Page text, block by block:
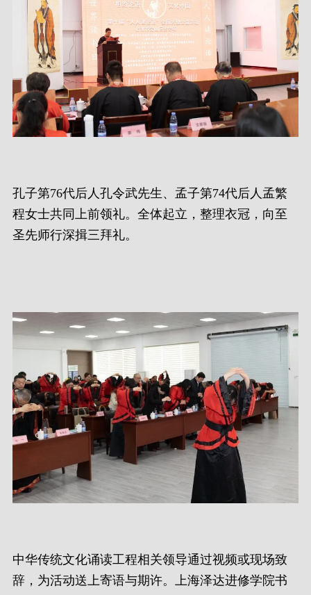
孔子第76代后人孔令武先生、孟子第74代后人孟繁
程女士共同上前领礼。全体起立，整理衣冠，向至
圣先师行深揖三拜礼。
中华传统文化诵读工程相关领导通过视频或现场致
辞，为活动送上寄语与期许。上海泽达进修学院书